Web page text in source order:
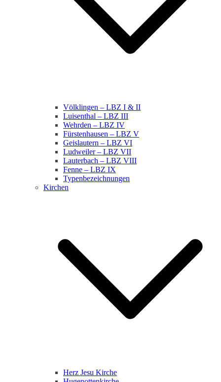
Völklingen – LBZ I & II
Luisenthal – LBZ III
Wehrden – LBZ IV
Fürstenhausen – LBZ V
Geislautern – LBZ VI
Ludweiler – LBZ VII
Lauterbach – LBZ VIII
Fenne – LBZ IX
Typenbezeichnungen
Kirchen
Herz Jesu Kirche